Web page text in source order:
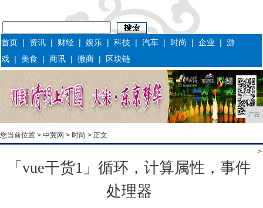
首页 | 资讯 | 财经 |娱乐 |科技 |汽车 | 时尚 |企业 |游
戏 | 美食 |商讯 |微商 | 区块链
广告
您当前位置 > 中冀网 > 时尚 > 正文
>
「vue干货1」循环，计算属性，事件
处理器